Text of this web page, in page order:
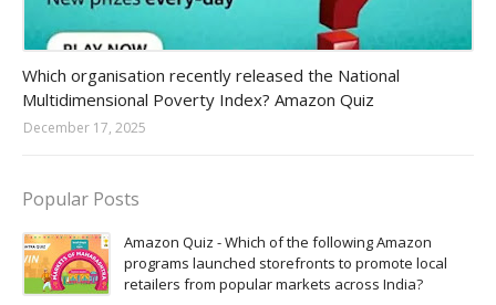
Which organisation recently released the National
Multidimensional Poverty Index? Amazon Quiz
December 17, 2025
Popular Posts
Amazon Quiz - Which of the following Amazon
programs launched storefronts to promote local
retailers from popular markets across India?